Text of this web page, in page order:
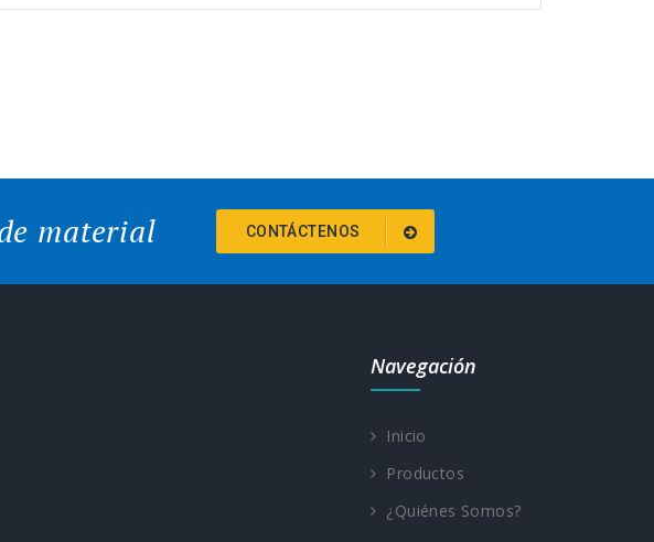
material CONTÁCTENOS
Navegación
Inicio
Productos
¿Quiénes Somos?